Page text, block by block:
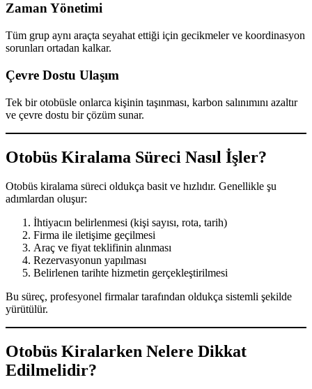
Zaman Yönetimi
Tüm grup aynı araçta seyahat ettiği için gecikmeler ve koordinasyon
sorunları ortadan kalkar.
Çevre Dostu Ulaşım
Tek bir otobüsle onlarca kişinin taşınması, karbon salınımını azaltır
ve çevre dostu bir çözüm sunar.
Otobüs Kiralama Süreci Nasıl İşler?
Otobüs kiralama süreci oldukça basit ve hızlıdır. Genellikle şu
adımlardan oluşur:
İhtiyacın belirlenmesi (kişi sayısı, rota, tarih)
Firma ile iletişime geçilmesi
Araç ve fiyat teklifinin alınması
Rezervasyonun yapılması
Belirlenen tarihte hizmetin gerçekleştirilmesi
Bu süreç, profesyonel firmalar tarafından oldukça sistemli şekilde
yürütülür.
Otobüs Kiralarken Nelere Dikkat
Edilmelidir?